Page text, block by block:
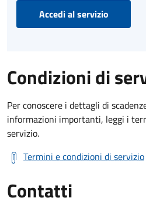
Accedi al servizio
Condizioni di
Per conoscere i dettagli di
informazioni importanti, leggi i
servizio.
Termini e condizioni di servizio
Contatti